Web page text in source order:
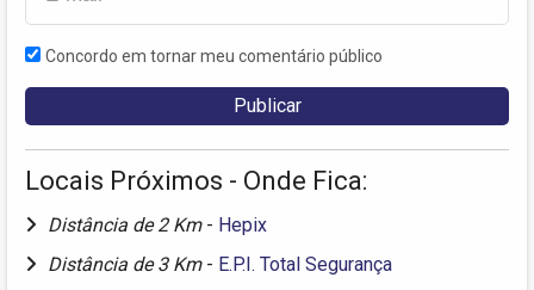
Concordo em tornar meu comentário público
Locais Próximos - Onde Fica:
Distância de 2 Km - Hepix
Distância de 3 Km - E.P.I. Total Segurança